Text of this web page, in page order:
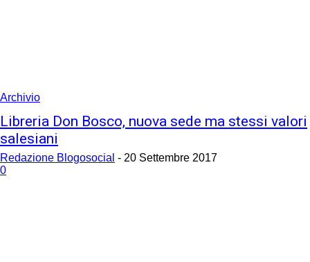
Archivio
Libreria Don Bosco, nuova sede ma stessi valori
salesiani
Redazione Blogosocial - 20 Settembre 2017
0